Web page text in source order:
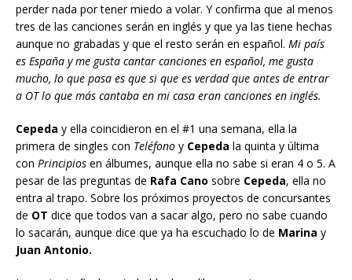
perder nada por tener miedo a volar. Y confirma que al menos
tres de las canciones serán en inglés y que ya las tiene hechas
aunque no grabadas y que el resto serán en español. Mi país
es España y me gusta cantar canciones en español, me gusta
mucho, lo que pasa es que si que es verdad que antes de entrar
a OT lo que más cantaba en mi casa eran canciones en inglés.
Cepeda y ella coincidieron en el #1 una semana, ella la
primera de singles con Teléfono y Cepeda la quinta y última
con Principios en álbumes, aunque ella no sabe si eran 4 o 5. A
pesar de las preguntas de Rafa Cano sobre Cepeda, ella no
entra al trapo. Sobre los próximos proyectos de concursantes
de OT dice que todos van a sacar algo, pero no sabe cuando
lo sacarán, aunque dice que ya ha escuchado lo de Marina y
Juan Antonio.